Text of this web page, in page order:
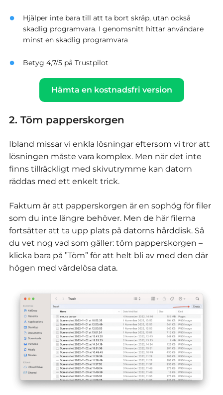
Hjälper inte bara till att ta bort skräp, utan också
skadlig programvara. I genomsnitt hittar användare
minst en skadlig programvara
Betyg 4,7/5 på Trustpilot
Hämta en kostnadsfri version
2. Töm papperskorgen
Ibland missar vi enkla lösningar eftersom vi tror att
lösningen måste vara komplex. Men när det inte
finns tillräckligt med skivutrymme kan datorn
räddas med ett enkelt trick.
Faktum är att papperskorgen är en sophög för filer
som du inte längre behöver. Men de här filerna
fortsätter att ta upp plats på datorns hårddisk. Så
du vet nog vad som gäller: töm papperskorgen –
klicka bara på ”Töm” för att helt bli av med den där
högen med värdelösa data.